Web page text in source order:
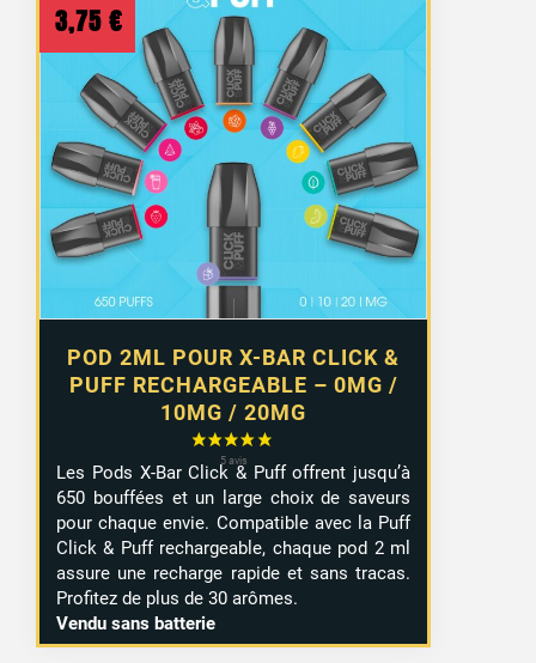
POD 2ML POUR X-BAR CLICK &
PUFF RECHARGEABLE – 0MG /
10MG / 20MG
3,75 €
Les Pods X-Bar Click & Puff offrent jusqu’à
650 bouffées et un large choix de saveurs
pour chaque envie. Compatible avec la Puff
Click & Puff rechargeable, chaque pod 2 ml
assure une recharge rapide et sans tracas.
Profitez de plus de 30 arômes.
Vendu sans batterie